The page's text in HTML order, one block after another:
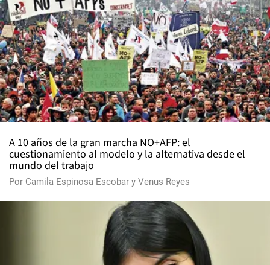
A 10 años de la gran marcha NO+AFP: el
cuestionamiento al modelo y la alternativa desde el
mundo del trabajo
Por Camila Espinosa Escobar y Venus Reyes